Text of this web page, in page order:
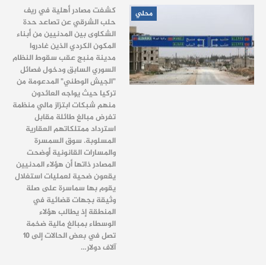
محلي
كشفت مصادر أهلية في ريف
حلب الشرقي عن تصاعد حدة
الشكاوى بين المدنيين من أبناء
المكون الكردي الذين غادروا
مدينة منبج عقب سقوط النظام
السوري السابق ودخول فصائل
"الجيش الوطني" المدعومة من
تركيا حيث يواجه العائدون
منهم شبكات ابتزاز مالي منظمة
تفرض مبالغ طائلة مقابل
استرداد ممتلكاتهم العقارية
المسلوبة. سوق السمسرة
والمسارات القانونية أوضحت
المصادر ذاتها أن هؤلاء المدنيين
يقعون ضحية لعمليات استغلال
يقوم بها سماسرة على صلة
وثيقة بجهات قضائية في
المنطقة إذ يطالب هؤلاء
الوسطاء بمبالغ مالية ضخمة
تصل في بعض الحالات إلى 10
آلاف دولار…